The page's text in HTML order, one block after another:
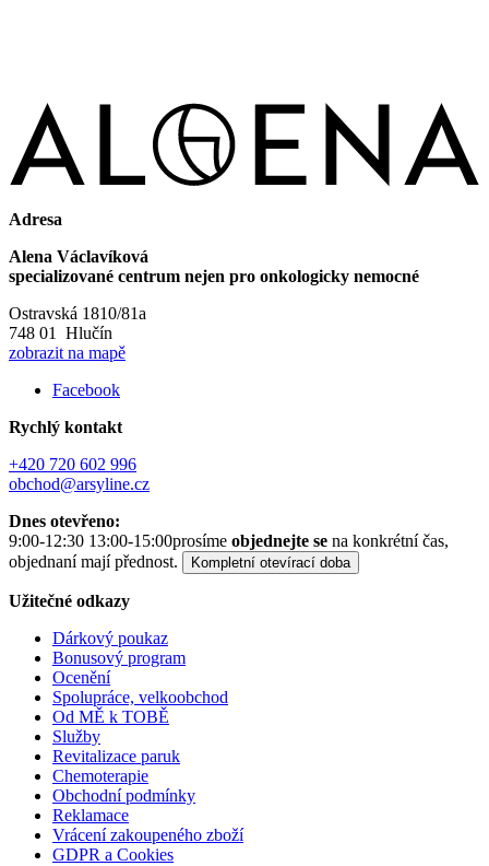
Adresa
Alena Václavíková
specializované centrum nejen pro onkologicky nemocné
Ostravská 1810/81a
748 01 Hlučín
zobrazit na mapě
Facebook
Rychlý kontakt
+420 720 602 996
obchod@arsyline.cz
Dnes otevřeno:
9:00-12:30 13:00-15:00prosíme objednejte se na konkrétní čas,
objednaní mají přednost.
Kompletní otevírací doba
Užitečné odkazy
Dárkový poukaz
Bonusový program
Ocenění
Spolupráce, velkoobchod
Od MĚ k TOBĚ
Služby
Revitalizace paruk
Chemoterapie
Obchodní podmínky
Reklamace
Vrácení zakoupeného zboží
GDPR a Cookies